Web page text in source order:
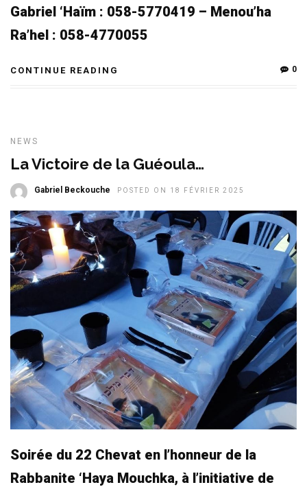
Gabriel ‘Haïm : 058-5770419 – Menou’ha
Ra’hel : 058-4770055
CONTINUE READING 0
NEWS
La Victoire de la Guéoula…
Gabriel Beckouche POSTED ON 18 FÉVRIER 2025
Soirée du 22 Chevat en l’honneur de la
Rabbanite ‘Haya Mouchka, à l’initiative de